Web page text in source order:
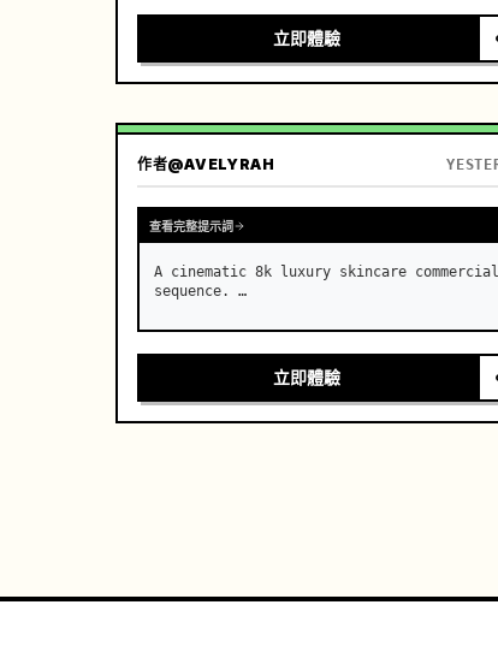
立即體驗
作者@AVELYRAH
查看完整提示詞
A cinematic 8k luxury skincare commercial
sequence. …
立即體驗